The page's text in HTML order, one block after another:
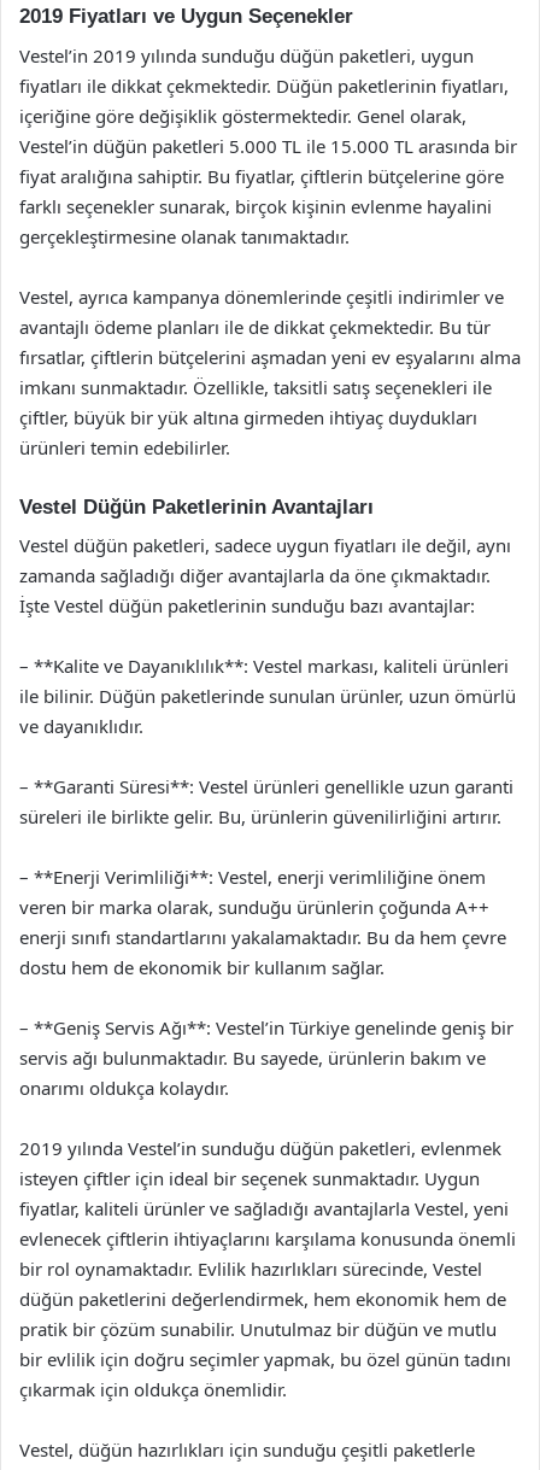
2019 Fiyatları ve Uygun Seçenekler
Vestel’in 2019 yılında sunduğu düğün paketleri, uygun
fiyatları ile dikkat çekmektedir. Düğün paketlerinin fiyatları,
içeriğine göre değişiklik göstermektedir. Genel olarak,
Vestel’in düğün paketleri 5.000 TL ile 15.000 TL arasında bir
fiyat aralığına sahiptir. Bu fiyatlar, çiftlerin bütçelerine göre
farklı seçenekler sunarak, birçok kişinin evlenme hayalini
gerçekleştirmesine olanak tanımaktadır.
Vestel, ayrıca kampanya dönemlerinde çeşitli indirimler ve
avantajlı ödeme planları ile de dikkat çekmektedir. Bu tür
fırsatlar, çiftlerin bütçelerini aşmadan yeni ev eşyalarını alma
imkanı sunmaktadır. Özellikle, taksitli satış seçenekleri ile
çiftler, büyük bir yük altına girmeden ihtiyaç duydukları
ürünleri temin edebilirler.
Vestel Düğün Paketlerinin Avantajları
Vestel düğün paketleri, sadece uygun fiyatları ile değil, aynı
zamanda sağladığı diğer avantajlarla da öne çıkmaktadır.
İşte Vestel düğün paketlerinin sunduğu bazı avantajlar:
– **Kalite ve Dayanıklılık**: Vestel markası, kaliteli ürünleri
ile bilinir. Düğün paketlerinde sunulan ürünler, uzun ömürlü
ve dayanıklıdır.
– **Garanti Süresi**: Vestel ürünleri genellikle uzun garanti
süreleri ile birlikte gelir. Bu, ürünlerin güvenilirliğini artırır.
– **Enerji Verimliliği**: Vestel, enerji verimliliğine önem
veren bir marka olarak, sunduğu ürünlerin çoğunda A++
enerji sınıfı standartlarını yakalamaktadır. Bu da hem çevre
dostu hem de ekonomik bir kullanım sağlar.
– **Geniş Servis Ağı**: Vestel’in Türkiye genelinde geniş bir
servis ağı bulunmaktadır. Bu sayede, ürünlerin bakım ve
onarımı oldukça kolaydır.
2019 yılında Vestel’in sunduğu düğün paketleri, evlenmek
isteyen çiftler için ideal bir seçenek sunmaktadır. Uygun
fiyatlar, kaliteli ürünler ve sağladığı avantajlarla Vestel, yeni
evlenecek çiftlerin ihtiyaçlarını karşılama konusunda önemli
bir rol oynamaktadır. Evlilik hazırlıkları sürecinde, Vestel
düğün paketlerini değerlendirmek, hem ekonomik hem de
pratik bir çözüm sunabilir. Unutulmaz bir düğün ve mutlu
bir evlilik için doğru seçimler yapmak, bu özel günün tadını
çıkarmak için oldukça önemlidir.
Vestel, düğün hazırlıkları için sunduğu çeşitli paketlerle